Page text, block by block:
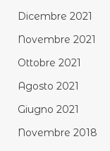
Dicembre 2021
Novembre 2021
Ottobre 2021
Agosto 2021
Giugno 2021
Novembre 2018